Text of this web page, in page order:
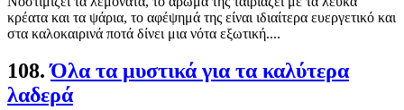
κρέατα και τα ψάρια, το αφέψημά της είναι ιδιαίτερα ευεργετικό και
στα καλοκαιρινά ποτά δίνει μια νότα εξωτική....
108.Όλα τα μυστικά για τα καλύτερα
λαδερά